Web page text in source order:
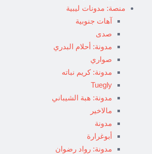
منصة: مدونات ليبية
آهات جنوبية
صدى
مدونة: أحلام البدري
صواري
مدونة: كريم نباته
Tuegly
مدونة: هبة الشيباني
مالاخير
مدونة
أبوغرارة
مدونة: رواد رضوان